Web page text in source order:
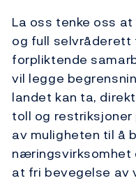
La oss tenke oss
og full selvråderett
forpliktende
vil legge
landet kan ta,
toll og
av muligheten til å
næringsvirksomhet
at fri bevegelse av